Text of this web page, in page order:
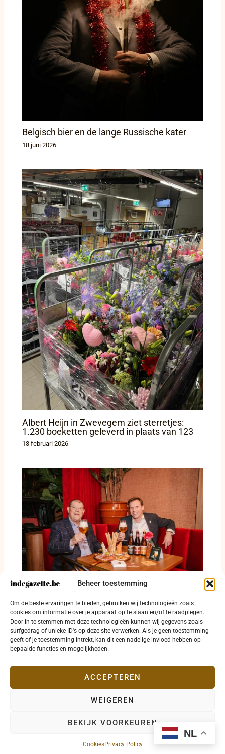
Beheer toestemming
Om de beste ervaringen te bieden, gebruiken wij technologieën zoals
cookies om informatie over je apparaat op te slaan en/of te raadplegen.
Door in te stemmen met deze technologieën kunnen wij gegevens zoals
surfgedrag of unieke ID's op deze site verwerken. Als je geen toestemming
geeft of je toestemming intrekt, kan dit een nadelige invloed hebben op
bepaalde functies en mogelijkheden.
ACCEPTEREN
WEIGEREN
BEKIJK VOORKEUREN
CookiesPrivacy Policy
Belgisch bier en de lange Russische kater
18 juni 2026
Albert Heijn in Zwevegem ziet sterretjes:
1.230 boeketten geleverd in plaats van 123
13 februari 2026
Petrus krijgt nieuw gezicht met focus op
dagelijks gebruik
10 februari 2026
Copyright © 2026 indegazette.be |Privacy
NL